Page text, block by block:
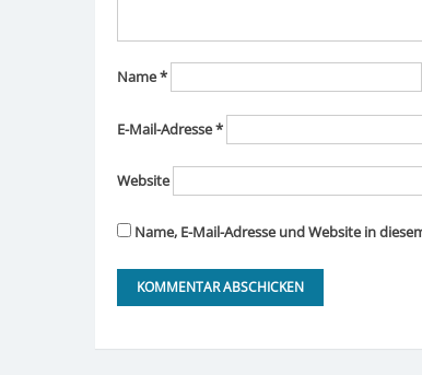
Name*
E-Mail-Adresse*
Website
Name, E-Mail-Adresse und Website in